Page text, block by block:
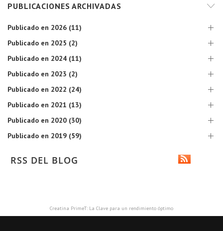
PUBLICACIONES ARCHIVADAS
Publicado en 2026 (11)
Publicado en 2025 (2)
Publicado en 2024 (11)
Publicado en 2023 (2)
Publicado en 2022 (24)
Publicado en 2021 (13)
Publicado en 2020 (30)
Publicado en 2019 (59)
RSS DEL BLOG
Creatina PrimeT: La Clave para un rendimiento óptimo